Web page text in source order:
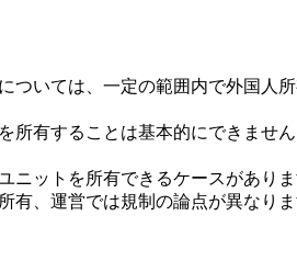
いては、一定の範囲内で外国人所
有することは基本的にできませ
ットを所有できるケースがありま
、運営では規制の論点が異なり